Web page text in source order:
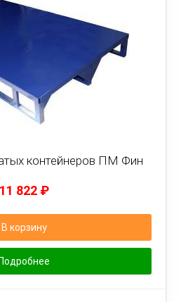
контейнеров ПМ Фин
11 822 ₽
В корзину
Подробнее